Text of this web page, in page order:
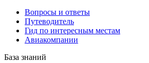
Вопросы и ответы
Путеводитель
Гид по интересным местам
Авиакомпании
База знаний